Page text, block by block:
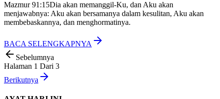
Mazmur 91:15Dia akan memanggil-Ku, dan Aku akan
menjawabnya: Aku akan bersamanya dalam kesulitan, Aku akan
membebaskannya, dan menghormatinya.
BACA SELENGKAPNYA
Sebelumnya
Halaman 1 Dari 3
Berikutnya